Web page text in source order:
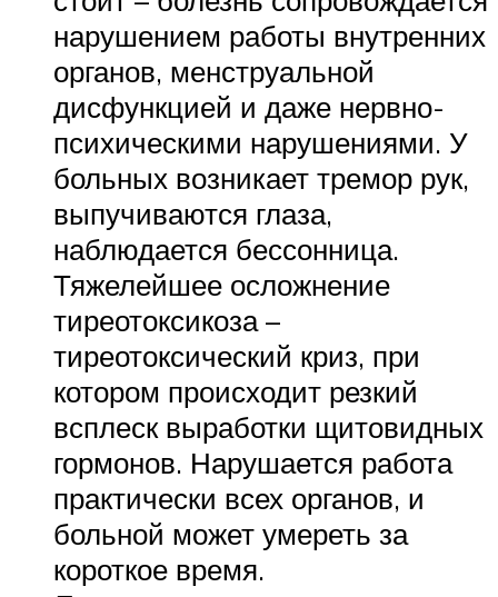
нарушением работы внутренних
органов, менструальной
дисфункцией и даже нервно-
психическими нарушениями. У
больных возникает тремор рук,
выпучиваются глаза,
наблюдается бессонница.
Тяжелейшее осложнение
тиреотоксикоза –
тиреотоксический криз, при
котором происходит резкий
всплеск выработки щитовидных
гормонов. Нарушается работа
практически всех органов, и
больной может умереть за
короткое время.